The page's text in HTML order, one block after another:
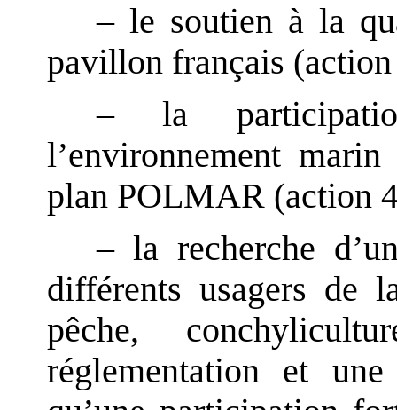
– le soutien à la
pavillon français
– la
l’environnement
plan POLMAR (action
– la recherche
différents usagers de
pêche,
réglementation et